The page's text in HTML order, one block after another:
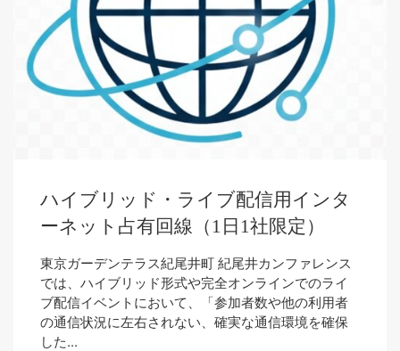
ハイブリッド・ライブ配信用インタ
ーネット占有回線（1日1社限定）
東京ガーデンテラス紀尾井町 紀尾井カンファレンス
では、ハイブリッド形式や完全オンラインでのライ
ブ配信イベントにおいて、「参加者数や他の利用者
の通信状況に左右されない、確実な通信環境を確保
した...